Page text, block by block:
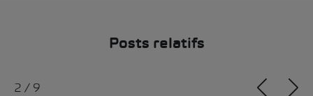
Posts relatifs
2 / 9